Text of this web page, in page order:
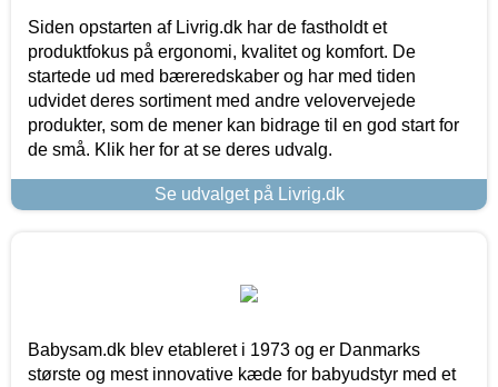
Siden opstarten af Livrig.dk har de fastholdt et
produktfokus på ergonomi, kvalitet og komfort. De
startede ud med bæreredskaber og har med tiden
udvidet deres sortiment med andre velovervejede
produkter, som de mener kan bidrage til en god start for
de små. Klik her for at se deres udvalg.
Se udvalget på Livrig.dk
Babysam.dk blev etableret i 1973 og er Danmarks
største og mest innovative kæde for babyudstyr med et